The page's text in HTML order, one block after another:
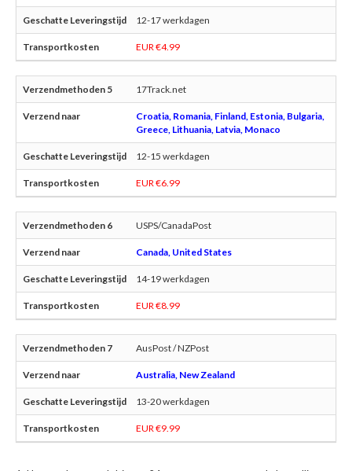
12-17 werkdagen
EUR €4.99
17Track.net
Croatia, Romania, Finland, Estonia, Bulgaria,
Greece, Lithuania, Latvia, Monaco
12-15 werkdagen
EUR €6.99
USPS/CanadaPost
Canada, United States
14-19 werkdagen
EUR €8.99
AusPost / NZPost
Australia, New Zealand
13-20 werkdagen
EUR €9.99